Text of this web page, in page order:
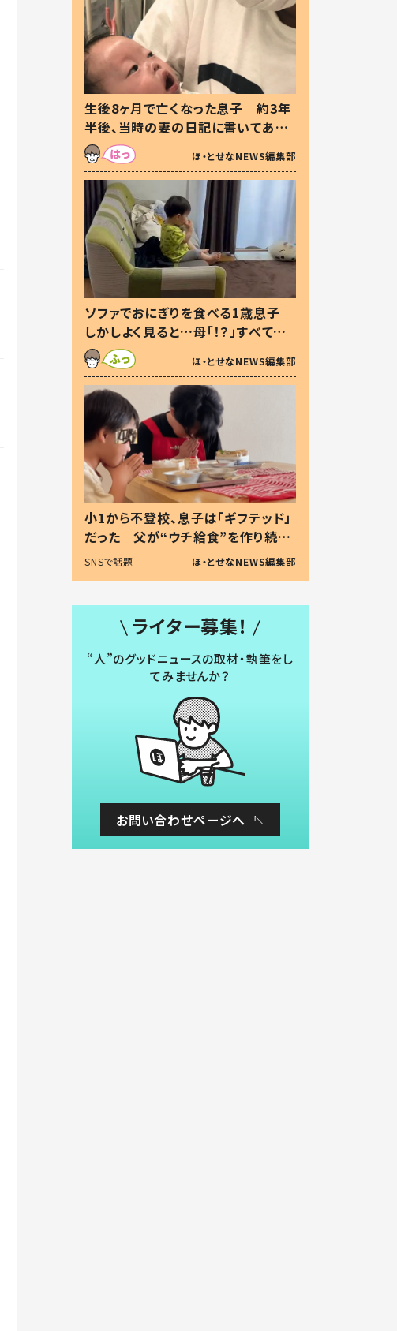
生後8ヶ月で亡くなった息子 約3年
半後、当時の妻の日記に書いてあっ
た本音とは
ほ・とせなNEWS編集部
ソファでおにぎりを食べる1歳息子
しかしよく見ると…母「！？」すべてを
察した母の投稿に「可愛いから許
す！」「現行犯〜」
ほ・とせなNEWS編集部
小1から不登校、息子は「ギフテッド」
だった 父が“ウチ給食”を作り続け
る理由とは #令和の親 #令和の子
SNSで話題 ほ・とせなNEWS編集部
ライター募集！
“人”のグッドニュースの取材・執筆をし
てみませんか？
お問い合わせページへ